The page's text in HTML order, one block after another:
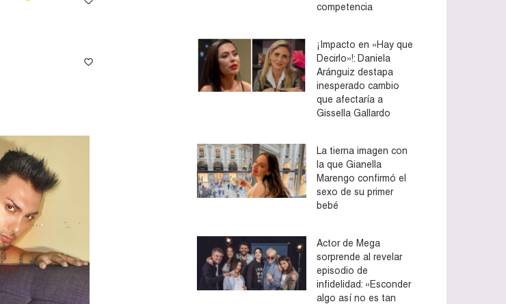
competencia
¡Impacto en «Hay que
Decirlo»!: Daniela
Aránguiz destapa
inesperado cambio
que afectaría a
Gissella Gallardo
La tierna imagen con
la que Gianella
Marengo confirmó el
sexo de su primer
bebé
Actor de Mega
sorprende al revelar
episodio de
infidelidad: «Esconder
algo así no es tan